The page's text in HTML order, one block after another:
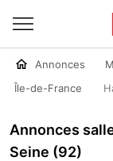
Annonces
Île-de-France
Annonces
Seine (92)